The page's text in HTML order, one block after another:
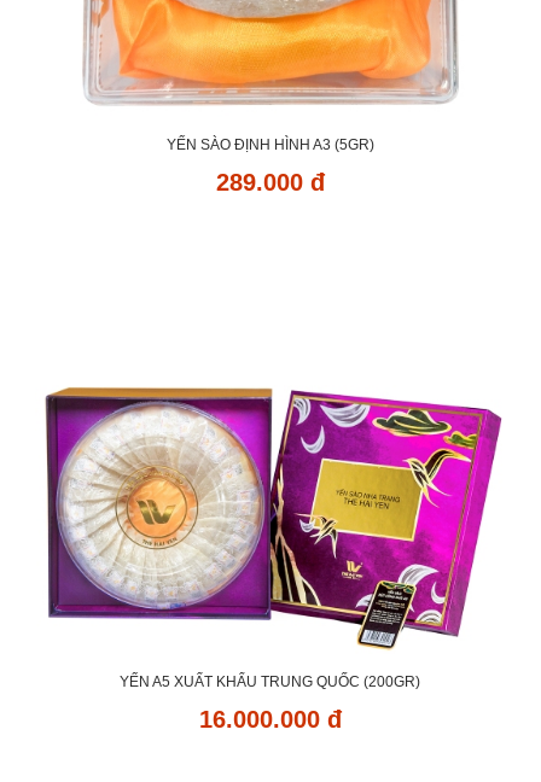
YẾN SÀO ĐỊNH HÌNH A3 (5GR)
289.000 đ
YẾN A5 XUẤT KHẨU TRUNG QUỐC (200GR)
16.000.000 đ